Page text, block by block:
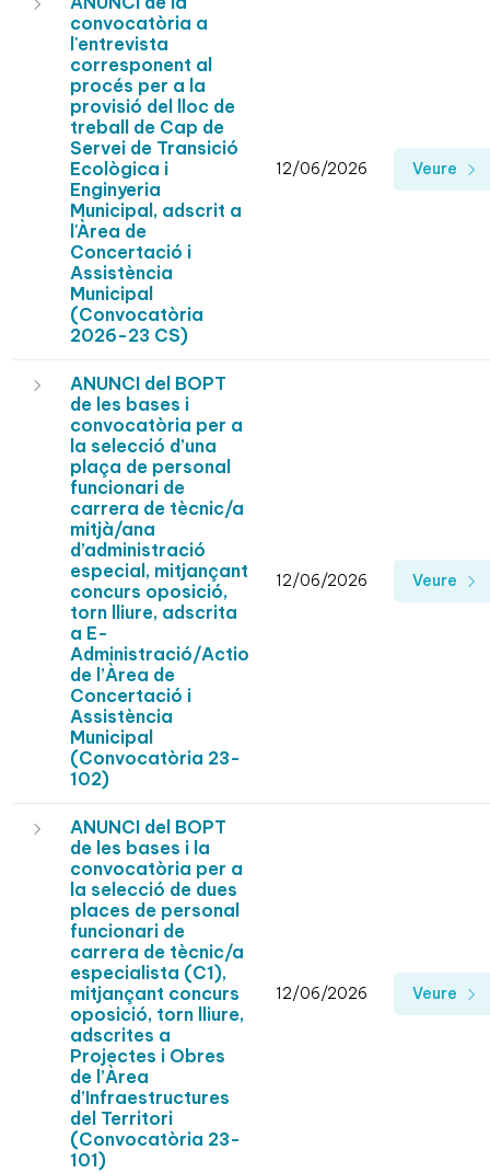
convocatòria a
l'entrevista
corresponent al
procés per a la
provisió del lloc de
treball de Cap de
Servei de Transició
Ecològica i
Enginyeria
Municipal, adscrit a
l'Àrea de
Concertació i
Assistència
Municipal
(Convocatòria
2026-23 CS)
12/06/2026 Veure
ANUNCI del BOPT
de les bases i
convocatòria per a
la selecció d’una
plaça de personal
funcionari de
carrera de tècnic/a
mitjà/ana
d’administració
especial, mitjançant
concurs oposició,
torn lliure, adscrita
a E-
Administració/Actio
de l’Àrea de
Concertació i
Assistència
Municipal
(Convocatòria 23-
102)
12/06/2026 Veure
ANUNCI del BOPT
de les bases i la
convocatòria per a
la selecció de dues
places de personal
funcionari de
carrera de tècnic/a
especialista (C1),
mitjançant concurs
oposició, torn lliure,
adscrites a
Projectes i Obres
de l’Àrea
d’Infraestructures
del Territori
(Convocatòria 23-
101)
12/06/2026 Veure